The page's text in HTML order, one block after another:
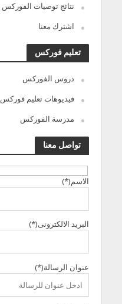
نتائج توصيات الفوركس
اشترك معنا
تعليم فوركس
دروس الفوركس
فيديوهات تعليم فوركس
مدرسة الفوركس
تواصل معنا
الاسم(*)
البريد الالكترونى(*)
عنوان الرسالة(*)